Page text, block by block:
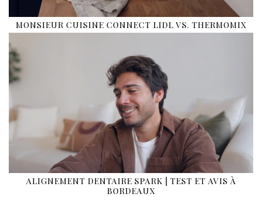
MONSIEUR CUISINE CONNECT LIDL VS. THERMOMIX
ALIGNEMENT DENTAIRE SPARK | TEST ET AVIS À
BORDEAUX